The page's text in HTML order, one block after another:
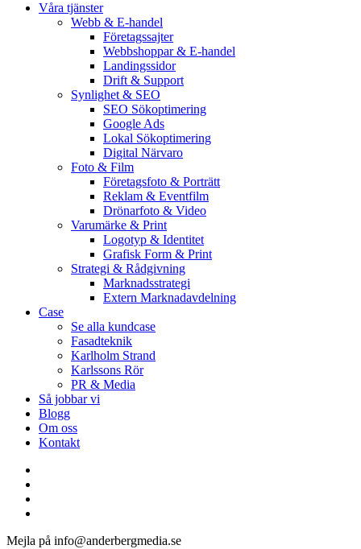
Våra tjänster
Webb & E-handel
Företagssajter
Webbshoppar & E-handel
Landingssidor
Drift & Support
Synlighet & SEO
SEO Sökoptimering
Google Ads
Lokal Sökoptimering
Digital Närvaro
Foto & Film
Företagsfoto & Porträtt
Reklam & Eventfilm
Drönarfoto & Video
Varumärke & Print
Logotyp & Identitet
Grafisk Form & Print
Strategi & Rådgivning
Marknadsstrategi
Extern Marknadavdelning
Case
Se alla kundcase
Fasadteknik
Karlholm Strand
Karlssons Rör
PR & Media
Så jobbar vi
Blogg
Om oss
Kontakt
Mejla på info@anderbergmedia.se